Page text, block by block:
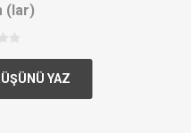
(lar)
YAZ